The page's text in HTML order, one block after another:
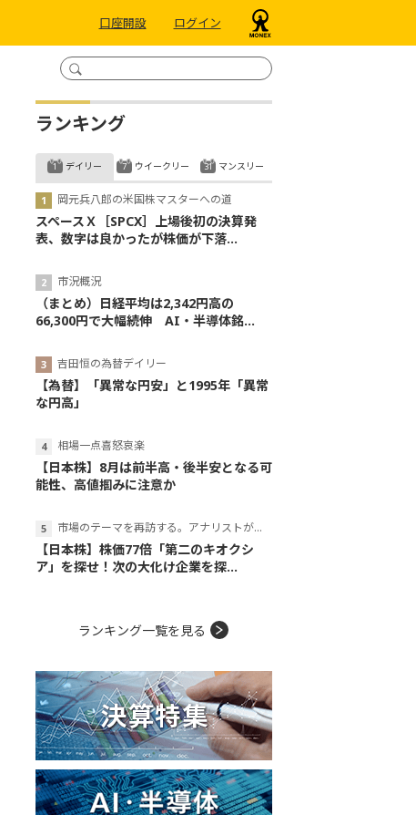
口座開設 ログイン
ランキング
デイリー
岡元兵八郎の米国株マスターへの道
スペースＸ［SPCX］上場後初の決算発
表、数字は良かったが株価が下落...
市況概況
（まとめ）日経平均は2,342円高の
66,300円で大幅続伸 AI・半導体銘...
吉田恒の為替デイリー
【為替】「異常な円安」と1995年「異常
な円高」
相場一点喜怒哀楽
【日本株】8月は前半高・後半安となる可
能性、高値掴みに注意か
市場のテーマを再訪する。アナリストが読み解くテーマの本質
【日本株】株価77倍「第二のキオクシ
ア」を探せ！次の大化け企業を探...
ウイークリー マンスリー
ランキング一覧を見る